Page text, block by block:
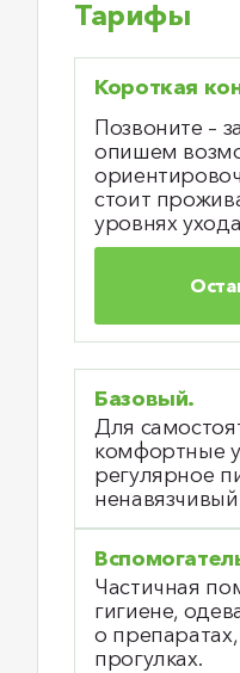
Тарифы
Короткая
Позвоните –
опишем
стоит
уровнях
Базовый.
Для
комфортные
регулярное
Частичная
гигиене,
о
прогулках.